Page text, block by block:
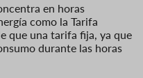
en horas
como la Tarifa
que una tarifa fija, ya que
durante las horas